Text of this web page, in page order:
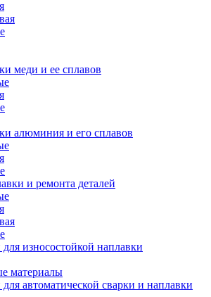
меди и ее сплавов
алюминия и его сплавов
и ремонта деталей
износостойкой наплавки
материалы
автоматической сварки и наплавки